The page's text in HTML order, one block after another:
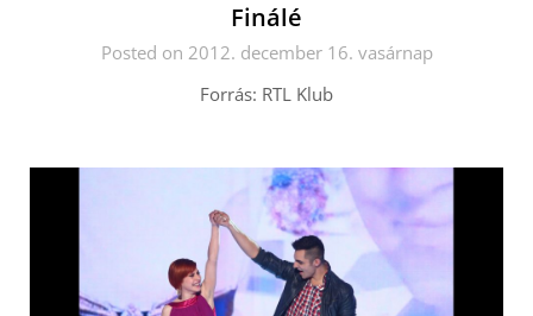
Finálé
Posted on 2012. december 16. vasárnap
Forrás: RTL Klub